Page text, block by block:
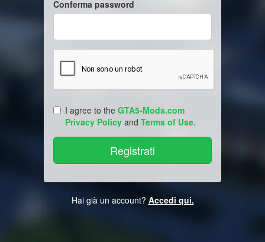
Conferma password
I agree to the GTA5-Mods.com
Privacy Policy and Terms of Use.
Hai già un account? Accedi qui.